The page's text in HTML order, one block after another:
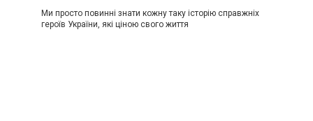
Ми просто повинні знати кожну таку історію справжніх
героїв України, які ціною свого життя